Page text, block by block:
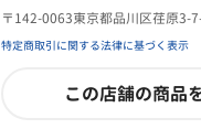
〒142-0063東京都品川区荏原3-
特定商取引に関する法律に基づく表示
この店舗の商品